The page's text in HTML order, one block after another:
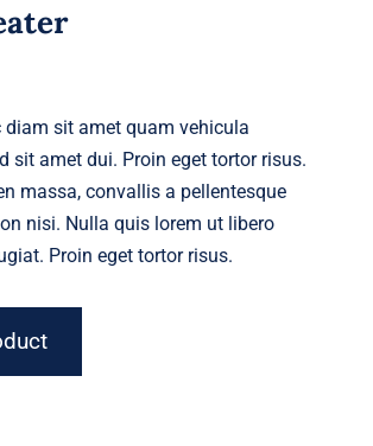
diam sit amet quam vehicula
sit amet dui. Proin eget tortor risus.
massa, convallis a pellentesque
nisi. Nulla quis lorem ut libero
Proin eget tortor risus.